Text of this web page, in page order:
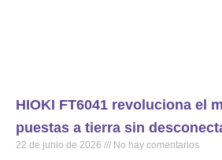
HIOKI FT6041 revoluciona el
puestas a tierra sin
22 de junio de 2026 No hay comentarios